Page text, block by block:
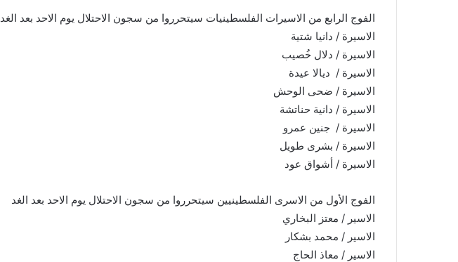
الفوج الرابع من الاسيرات الفلسطينيات سيتحرروا من سجون الاحتلال يوم الاحد بعد الغد
الاسيرة / دانيا شتية
الاسيرة / دلال خُصيب
الاسيرة / ديالا عيدة
الاسيرة / ضحى الوحش
الاسيرة / دانية حناتشة
الاسيرة / جنين عمرو
الاسيرة / بشرى طويل
الاسيرة / أشواق عود
الفوج الأول من الاسرى الفلسطينيين سيتحرروا من سجون الاحتلال يوم الاحد بعد الغد
الاسير / معتز البخاري
الاسير / محمد بشكار
الاسير / معاذ الحاج